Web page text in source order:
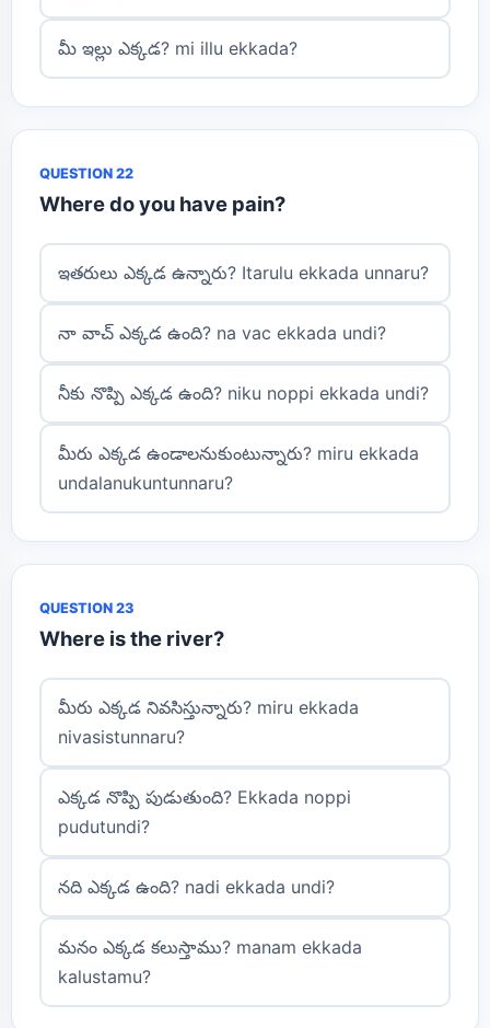
మీ ఇల్లు ఎక్కడ? mi illu ekkada?
QUESTION 22
Where do you have pain?
ఇతరులు ఎక్కడ ఉన్నారు? Itarulu ekkada unnaru?
నా వాచ్ ఎక్కడ ఉంది? na vac ekkada undi?
నీకు నొప్పి ఎక్కడ ఉంది? niku noppi ekkada undi?
మీరు ఎక్కడ ఉండాలనుకుంటున్నారు? miru ekkada
undalanukuntunnaru?
QUESTION 23
Where is the river?
మీరు ఎక్కడ నివసిస్తున్నారు? miru ekkada
nivasistunnaru?
ఎక్కడ నొప్పి పుడుతుంది? Ekkada noppi
pudutundi?
నది ఎక్కడ ఉంది? nadi ekkada undi?
మనం ఎక్కడ కలుస్తాము? manam ekkada
kalustamu?